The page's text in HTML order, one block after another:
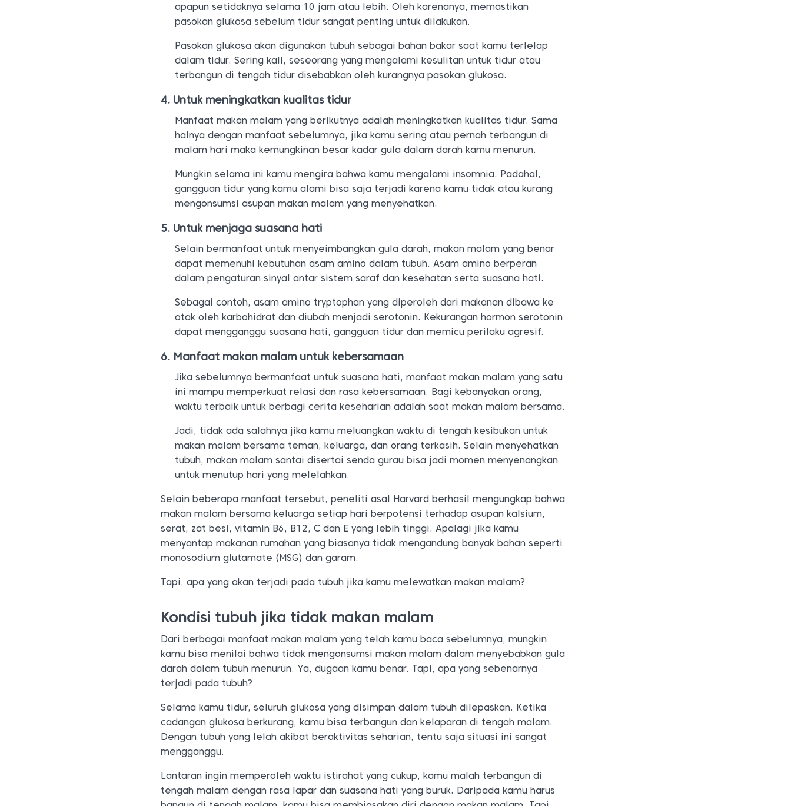
apapun setidaknya selama 10 jam atau lebih. Oleh karenanya, memastikan
pasokan glukosa sebelum tidur sangat penting untuk dilakukan.
Pasokan glukosa akan digunakan tubuh sebagai bahan bakar saat kamu terlelap
dalam tidur. Sering kali, seseorang yang mengalami kesulitan untuk tidur atau
terbangun di tengah tidur disebabkan oleh kurangnya pasokan glukosa.
Untuk meningkatkan kualitas tidur
Manfaat makan malam yang berikutnya adalah meningkatkan kualitas tidur. Sama
halnya dengan manfaat sebelumnya, jika kamu sering atau pernah terbangun di
malam hari maka kemungkinan besar kadar gula dalam darah kamu menurun.
Mungkin selama ini kamu mengira bahwa kamu mengalami insomnia. Padahal,
gangguan tidur yang kamu alami bisa saja terjadi karena kamu tidak atau kurang
mengonsumsi asupan makan malam yang menyehatkan.
Untuk menjaga suasana hati
Selain bermanfaat untuk menyeimbangkan gula darah, makan malam yang benar
dapat memenuhi kebutuhan asam amino dalam tubuh. Asam amino berperan
dalam pengaturan sinyal antar sistem saraf dan kesehatan serta suasana hati.
Sebagai contoh, asam amino tryptophan yang diperoleh dari makanan dibawa ke
otak oleh karbohidrat dan diubah menjadi serotonin. Kekurangan hormon serotonin
dapat mengganggu suasana hati, gangguan tidur dan memicu perilaku agresif.
Manfaat makan malam untuk kebersamaan
Jika sebelumnya bermanfaat untuk suasana hati, manfaat makan malam yang satu
ini mampu memperkuat relasi dan rasa kebersamaan. Bagi kebanyakan orang,
waktu terbaik untuk berbagi cerita keseharian adalah saat makan malam bersama.
Jadi, tidak ada salahnya jika kamu meluangkan waktu di tengah kesibukan untuk
makan malam bersama teman, keluarga, dan orang terkasih. Selain menyehatkan
tubuh, makan malam santai disertai senda gurau bisa jadi momen menyenangkan
untuk menutup hari yang melelahkan.
Selain beberapa manfaat tersebut, peneliti asal Harvard berhasil mengungkap bahwa
makan malam bersama keluarga setiap hari berpotensi terhadap asupan kalsium,
serat, zat besi, vitamin B6, B12, C dan E yang lebih tinggi. Apalagi jika kamu
menyantap makanan rumahan yang biasanya tidak mengandung banyak bahan seperti
monosodium glutamate (MSG) dan garam.
Tapi, apa yang akan terjadi pada tubuh jika kamu melewatkan makan malam?
Kondisi tubuh jika tidak makan malam
Dari berbagai manfaat makan malam yang telah kamu baca sebelumnya, mungkin
kamu bisa menilai bahwa tidak mengonsumsi makan malam dalam menyebabkan gula
darah dalam tubuh menurun. Ya, dugaan kamu benar. Tapi, apa yang sebenarnya
terjadi pada tubuh?
Selama kamu tidur, seluruh glukosa yang disimpan dalam tubuh dilepaskan. Ketika
cadangan glukosa berkurang, kamu bisa terbangun dan kelaparan di tengah malam.
Dengan tubuh yang lelah akibat beraktivitas seharian, tentu saja situasi ini sangat
mengganggu.
Lantaran ingin memperoleh waktu istirahat yang cukup, kamu malah terbangun di
tengah malam dengan rasa lapar dan suasana hati yang buruk. Daripada kamu harus